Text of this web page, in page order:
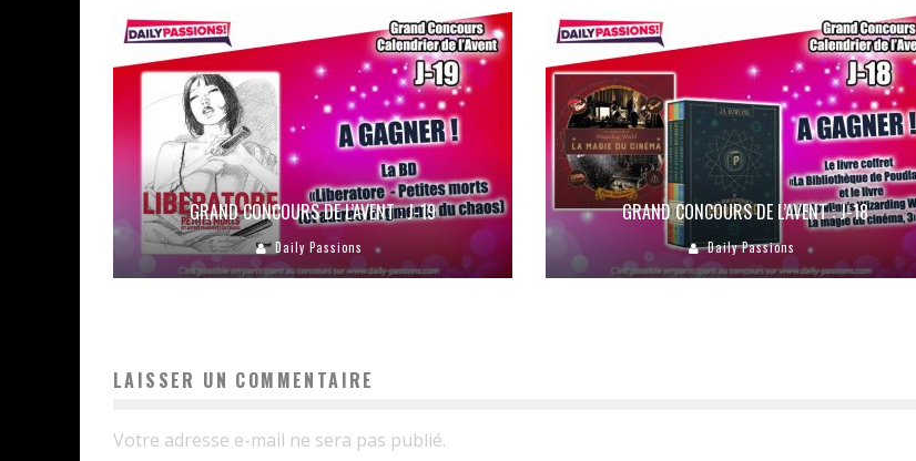
GRAND CONCOURS DE L’AVENT : J-19
Daily Passions
GRAND CONCOURS DE L’AVENT : J-18
Daily Passions
LAISSER UN COMMENTAIRE
Votre adresse e-mail ne sera pas publié.